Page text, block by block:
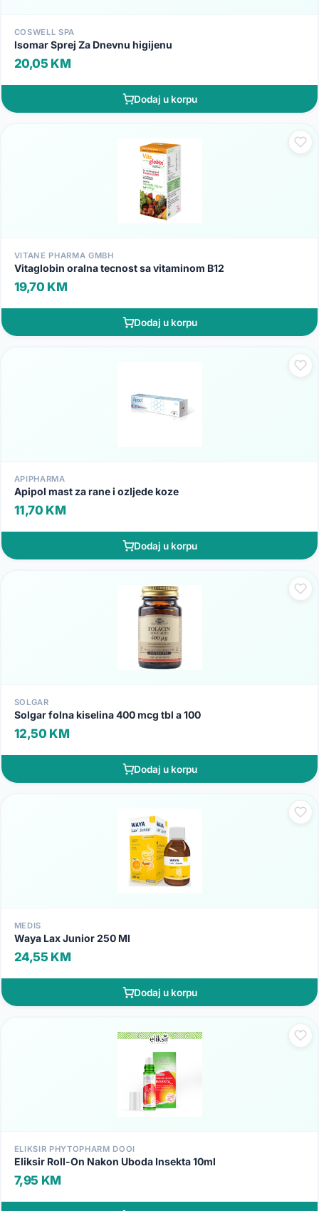
COSWELL SPA
Isomar Sprej Za Dnevnu higijenu
20,05 KM
Dodaj u korpu
VITANE PHARMA GMBH
Vitaglobin oralna tecnost sa vitaminom B12
19,70 KM
Dodaj u korpu
APIPHARMA
Apipol mast za rane i ozljede koze
11,70 KM
Dodaj u korpu
SOLGAR
Solgar folna kiselina 400 mcg tbl a 100
12,50 KM
Dodaj u korpu
MEDIS
Waya Lax Junior 250 Ml
24,55 KM
Dodaj u korpu
ELIKSIR PHYTOPHARM DOOI
Eliksir Roll-On Nakon Uboda Insekta 10ml
7,95 KM